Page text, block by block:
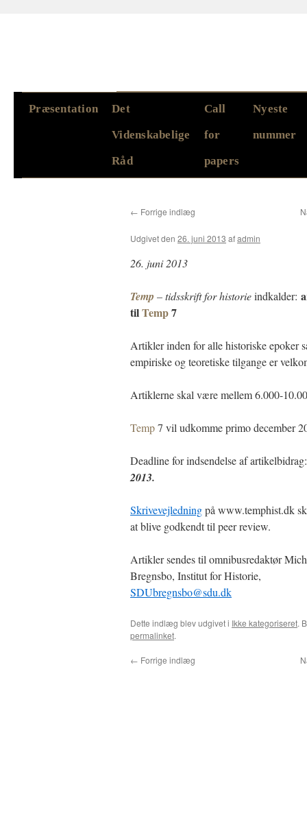
HopPræsentation
Det
Videnskabelige
Råd
Call
for
papers
Nyeste
nummer
← Forrige indlæg
Udgivet den 26. juni 2013 afadmin
26. juni 2013
Temp – tidsskrift for historieindkalder:
tilTemp7
Artikler inden for alle historiske epoker
empiriske og teoretiske tilgange er
Artiklerne skal være mellem 6.000-
Temp7 vil udkomme primo december
Deadline for indsendelse af
2013.
Skrivevejledningpå www.temphist.dk
at blive godkendt til peer review.
Artikler sendes til omnibusredaktør
Bregnsbo, Institut for Historie,
SDUbregnsbo@sdu.dk
Dette indlæg blev udgivet i Ikke kategoriseret.
permalinket.
← Forrige indlæg